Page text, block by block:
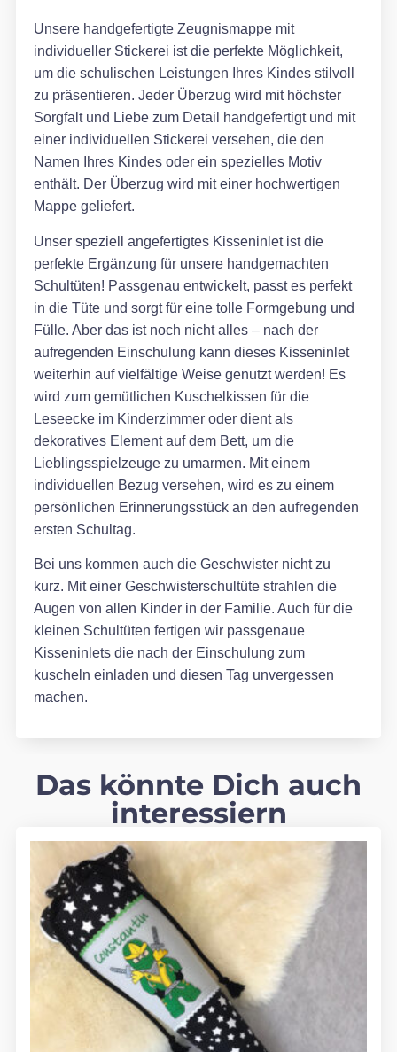
Unsere handgefertigte Zeugnismappe mit
individueller Stickerei ist die perfekte Möglichkeit,
um die schulischen Leistungen Ihres Kindes stilvoll
zu präsentieren. Jeder Überzug wird mit höchster
Sorgfalt und Liebe zum Detail handgefertigt und mit
einer individuellen Stickerei versehen, die den
Namen Ihres Kindes oder ein spezielles Motiv
enthält. Der Überzug wird mit einer hochwertigen
Mappe geliefert.
Unser speziell angefertigtes Kisseninlet ist die
perfekte Ergänzung für unsere handgemachten
Schultüten! Passgenau entwickelt, passt es perfekt
in die Tüte und sorgt für eine tolle Formgebung und
Fülle. Aber das ist noch nicht alles – nach der
aufregenden Einschulung kann dieses Kisseninlet
weiterhin auf vielfältige Weise genutzt werden! Es
wird zum gemütlichen Kuschelkissen für die
Leseecke im Kinderzimmer oder dient als
dekoratives Element auf dem Bett, um die
Lieblingsspielzeuge zu umarmen. Mit einem
individuellen Bezug versehen, wird es zu einem
persönlichen Erinnerungsstück an den aufregenden
ersten Schultag.
Bei uns kommen auch die Geschwister nicht zu
kurz. Mit einer Geschwisterschultüte strahlen die
Augen von allen Kinder in der Familie. Auch für die
kleinen Schultüten fertigen wir passgenaue
Kisseninlets die nach der Einschulung zum
kuscheln einladen und diesen Tag unvergessen
machen.
Das könnte Dich auch
interessiern